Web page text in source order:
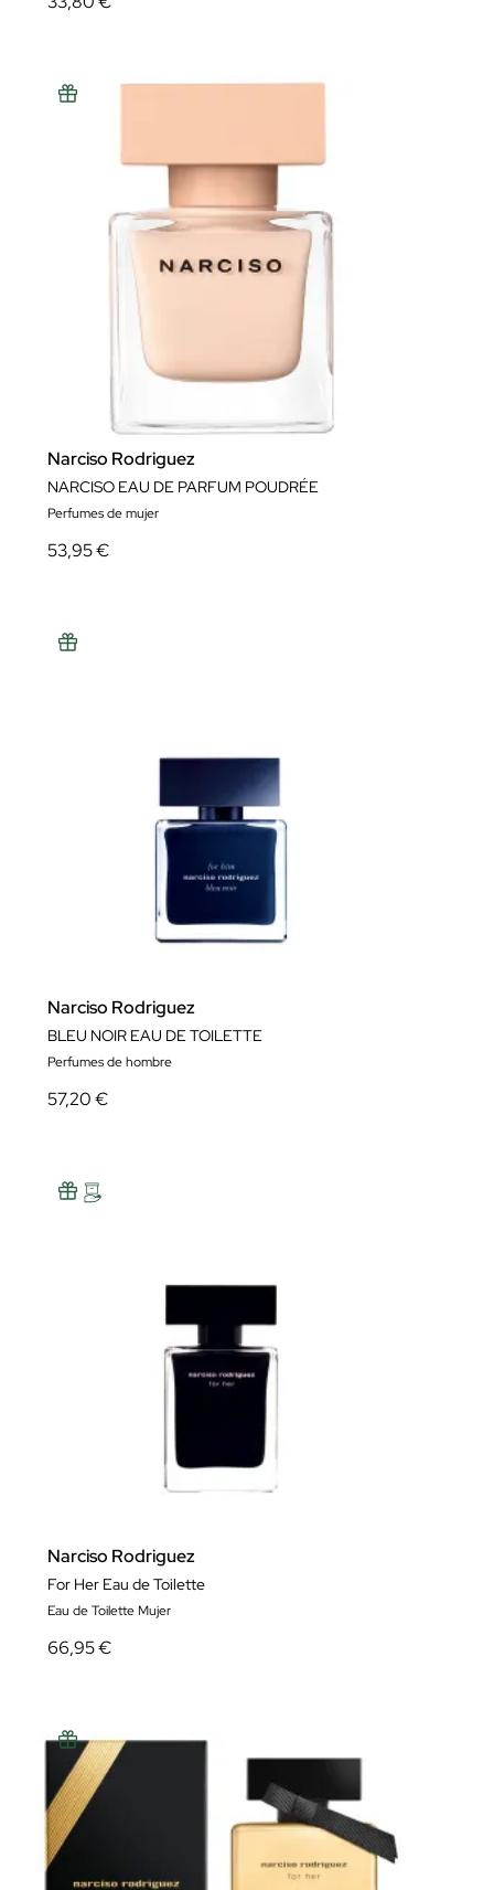
Narciso Rodriguez
NARCISO EAU DE PARFUM POUDRÉE
Perfumes de mujer
53,95 €
Narciso Rodriguez
BLEU NOIR EAU DE TOILETTE
Perfumes de hombre
57,20 €
Narciso Rodriguez
For Her Eau de Toilette
Eau de Toilette Mujer
66,95 €